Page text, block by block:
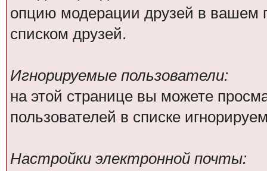
опцию модерации друзей в вашем
списком друзей.
Игнорируемые пользователи:
на этой странице вы можете
пользователей в списке
Настройки электронной почты: